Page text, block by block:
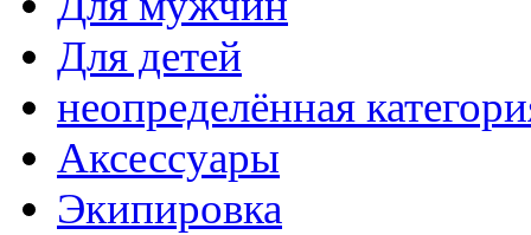
Для детей
неопределённая
Аксессуары
Экипировка